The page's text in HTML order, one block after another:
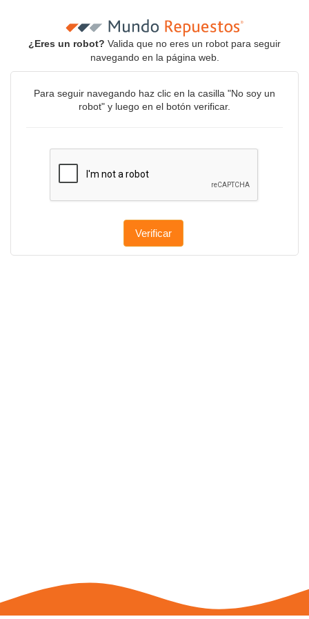
¿Eres un robot? Valida que no eres un robot para seguir
navegando en la página web.
Para seguir navegando haz clic en la casilla "No soy un
robot" y luego en el botón verificar.
Verificar